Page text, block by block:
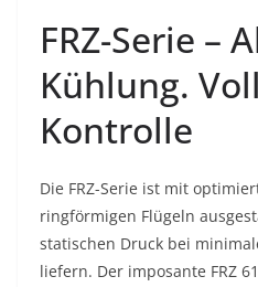
FRZ-Serie –
Kühlung.
Kontrolle
Die FRZ-Serie ist mit
ringförmigen Flügeln
statischen Druck bei
liefern. Der imposante FRZ